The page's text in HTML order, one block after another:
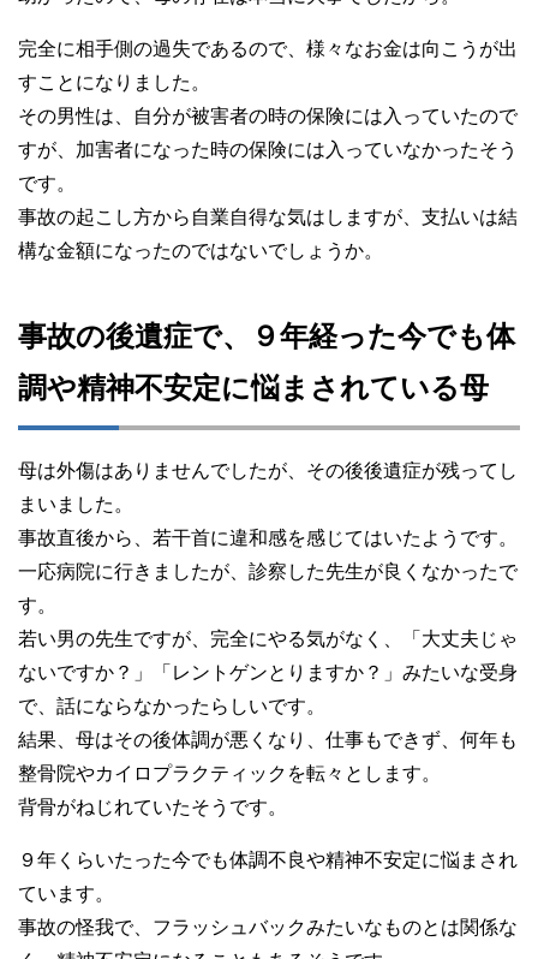
完全に相手側の過失であるので、様々なお金は向こうが出
すことになりました。
その男性は、自分が被害者の時の保険には入っていたので
すが、加害者になった時の保険には入っていなかったそう
です。
事故の起こし方から自業自得な気はしますが、支払いは結
構な金額になったのではないでしょうか。
事故の後遺症で、９年経った今でも体
調や精神不安定に悩まされている母
母は外傷はありませんでしたが、その後後遺症が残ってし
まいました。
事故直後から、若干首に違和感を感じてはいたようです。
一応病院に行きましたが、診察した先生が良くなかったで
す。
若い男の先生ですが、完全にやる気がなく、「大丈夫じゃ
ないですか？」「レントゲンとりますか？」みたいな受身
で、話にならなかったらしいです。
結果、母はその後体調が悪くなり、仕事もできず、何年も
整骨院やカイロプラクティックを転々とします。
背骨がねじれていたそうです。
９年くらいたった今でも体調不良や精神不安定に悩まされ
ています。
事故の怪我で、フラッシュバックみたいなものとは関係な